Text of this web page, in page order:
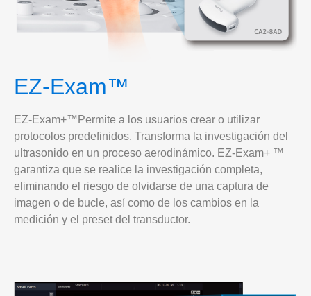
EZ-Exam™
EZ-Exam+™Permite a los usuarios crear o utilizar
protocolos predefinidos. Transforma la investigación del
ultrasonido en un proceso aerodinámico. EZ-Exam+ ™
garantiza que se realice la investigación completa,
eliminando el riesgo de olvidarse de una captura de
imagen o de bucle, así como de los cambios en la
medición y el preset del transductor.